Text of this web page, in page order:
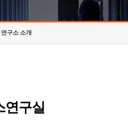
연구소 소개
연구실